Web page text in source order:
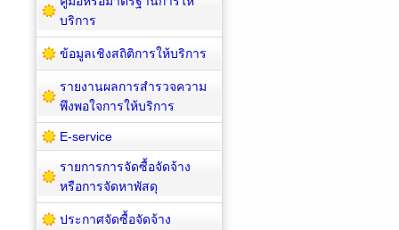
บริการ
ข้อมูลเชิงสถิติการให้บริการ
รายงานผลการสำรวจความ
พึงพอใจการให้บริการ
E-service
รายการการจัดซื้อจัดจ้าง
หรือการจัดหาพัสดุ
ประกาศจัดซื้อจัดจ้าง